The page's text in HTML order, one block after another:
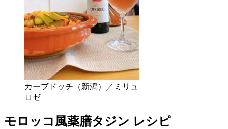
カーブドッチ（新潟）／ミリュ
ロゼ
モロッコ風薬膳タジン レシピ